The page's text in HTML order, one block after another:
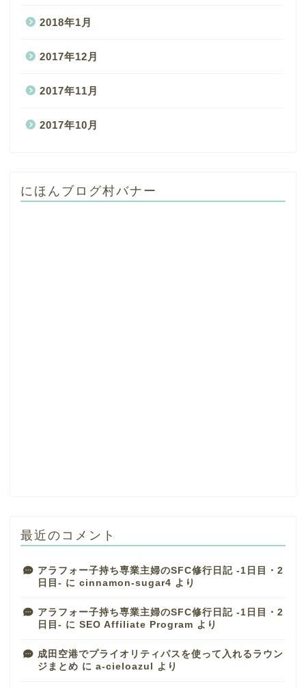
2018年1月
2017年12月
2017年11月
2017年10月
にほんブログ村バナー
最近のコメント
アラフォー子持ち専業主婦のSFC修行日記 -1日目・2
日目- に cinnamon-sugar4 より
アラフォー子持ち専業主婦のSFC修行日記 -1日目・2
日目- に SEO Affiliate Program より
成田空港でプライオリティパスを使って入れるラウン
ジまとめ に a-cieloazul より